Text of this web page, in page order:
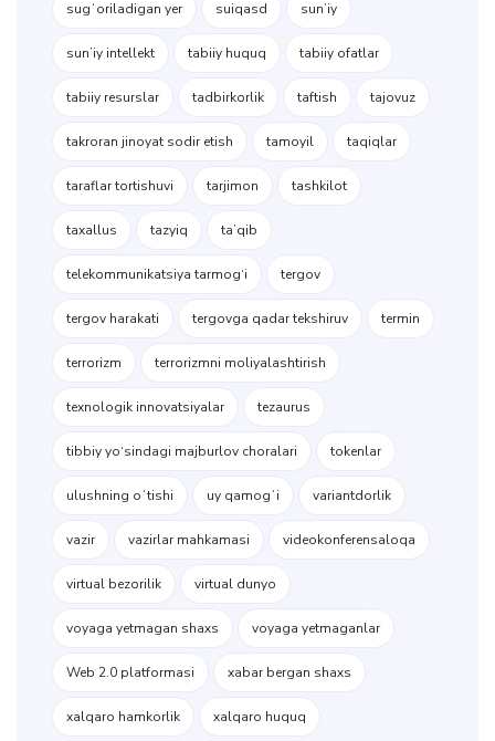
sugʻoriladigan yer suiqasd sunʼiy
sunʼiy intellekt tabiiy huquq tabiiy ofatlar
tabiiy resurslar tadbirkorlik taftish tajovuz
takroran jinoyat sodir etish tamoyil taqiqlar
taraflar tortishuvi tarjimon tashkilot
taxallus tazyiq taʼqib
telekommunikatsiya tarmog‘i tergov
tergov harakati tergovga qadar tekshiruv termin
terrorizm terrorizmni moliyalashtirish
texnologik innovatsiyalar tezaurus
tibbiy yo‘sindagi majburlov choralari tokenlar
ulushning oʻtishi uy qamogʻi variantdorlik
vazir vazirlar mahkamasi videokonferensaloqa
virtual bezorilik virtual dunyo
voyaga yetmagan shaxs voyaga yetmaganlar
Web 2.0 platformasi xabar bergan shaxs
xalqaro hamkorlik xalqaro huquq